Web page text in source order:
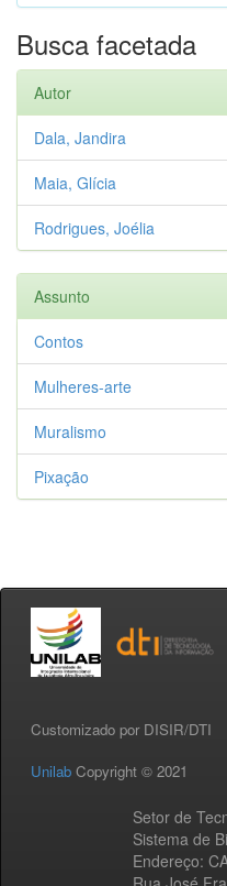
Busca facetada
Autor
Dala, Jandira
Maia, Glícia
Rodrigues, Joélia
Assunto
Contos
Mulheres-arte
Muralismo
Pixação
Customizado por DISIR/DTI
Unilab Copyright © 2021
Setor de
Sistema de
Endereço: